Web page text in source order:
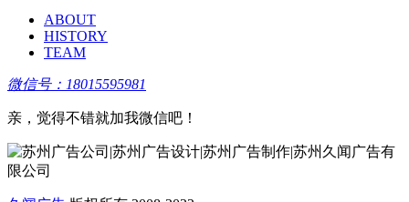
ABOUT
HISTORY
TEAM
微信号：18015595981
亲，觉得不错就加我微信吧！